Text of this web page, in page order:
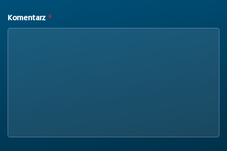
Komentarz *